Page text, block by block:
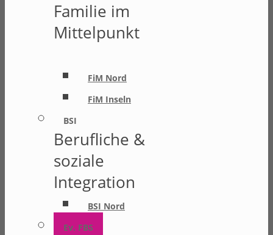
Familie im
Mittelpunkt
FiM Nord
FiM Inseln
BSI
Berufliche &
soziale
Integration
BSI Nord
Ev. FBS